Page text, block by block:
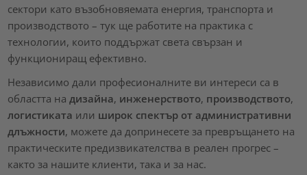
сектори като възобновяемата енергия, транспорта и
производството – тук ще работите на практика с
технологии, които поддържат света свързан и
функциониращ ефективно.
Независимо дали професионалните ви интереси са в
областта надизайна, инженерството, производството,
логистиката или широк спектър от административни
длъжности, можете да допринесете за превръщането на
практическите предизвикателства в реален прогрес –
както за нашите клиенти, така и за нас.